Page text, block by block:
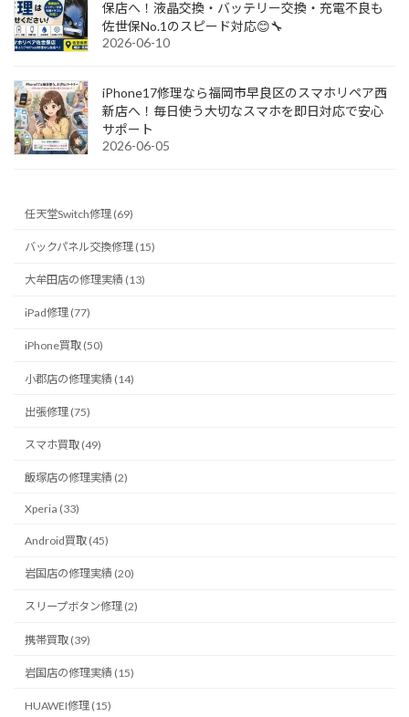
保店へ！液晶交換・バッテリー交換・充電不良も
佐世保No.1のスピード対応😊🔧
2026-06-10
iPhone17修理なら福岡市早良区のスマホリペア西
新店へ！毎日使う大切なスマホを即日対応で安心
サポート
2026-06-05
任天堂Switch修理 (69)
バックパネル交換修理 (15)
大牟田店の修理実績 (13)
iPad修理 (77)
iPhone買取 (50)
小郡店の修理実績 (14)
出張修理 (75)
スマホ買取 (49)
飯塚店の修理実績 (2)
Xperia (33)
Android買取 (45)
岩国店の修理実績 (20)
スリープボタン修理 (2)
携帯買取 (39)
岩国店の修理実績 (15)
HUAWEI修理 (15)